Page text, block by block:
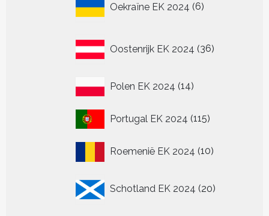
Oekraïne EK 2024 6
producten
Oostenrijk EK 2024 36
producten
Polen EK 2024 1414
Portugal EK 2024 115115
Roemenië EK 2024 1010
Schotland EK 2024 20
producten